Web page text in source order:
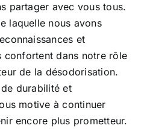
partager avec vous tous.
laquelle nous avons
et
confortent dans notre rôle
de la désodorisation.
durabilité et
motive à continuer
encore plus prometteur.